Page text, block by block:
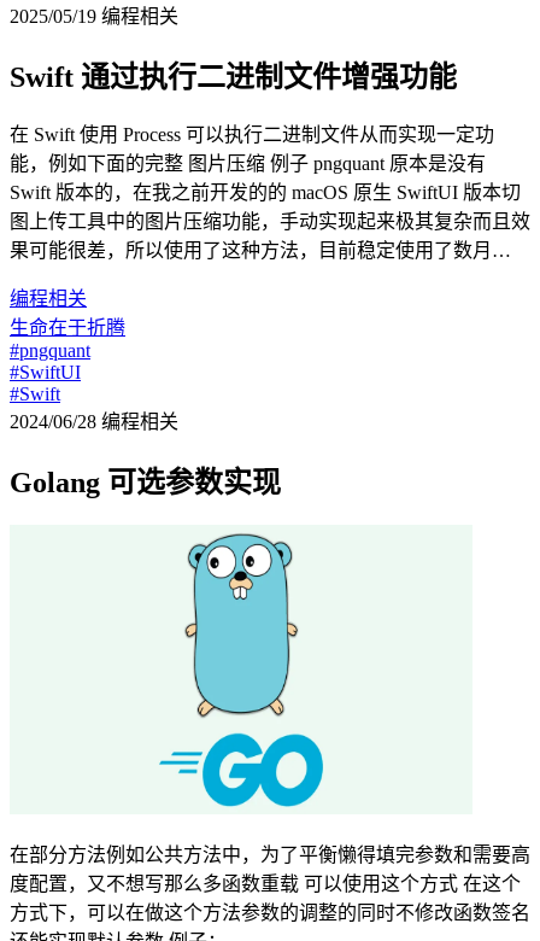
2025/05/19 编程相关
Swift 通过执行二进制文件增强功能
在 Swift 使用 Process 可以执行二进制文件从而实现一定功
能，例如下面的完整 图片压缩 例子 pngquant 原本是没有
Swift 版本的，在我之前开发的的 macOS 原生 SwiftUI 版本切
图上传工具中的图片压缩功能，手动实现起来极其复杂而且效
果可能很差，所以使用了这种方法，目前稳定使用了数月…
编程相关
生命在于折腾
#pngquant
#SwiftUI
#Swift
2024/06/28 编程相关
Golang 可选参数实现
在部分方法例如公共方法中，为了平衡懒得填完参数和需要高
度配置，又不想写那么多函数重载 可以使用这个方式 在这个
方式下，可以在做这个方法参数的调整的同时不修改函数签名